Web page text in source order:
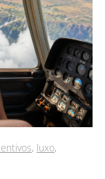
, luxo,